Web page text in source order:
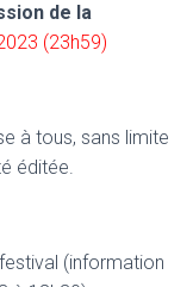
de la
(23h59)
à tous, sans limite
éditée.
(information